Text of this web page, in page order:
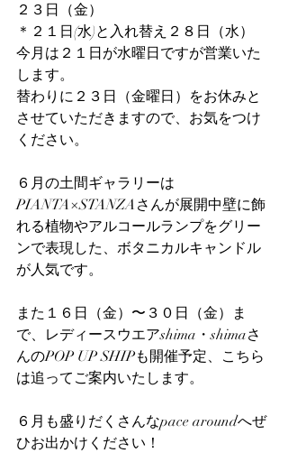
２３日（金）
＊２１日(水)と入れ替え２８日（水）
今月は２１日が水曜日ですが営業いた
します。
替わりに２３日（金曜日）をお休みと
させていただきますので、お気をつけ
ください。
６月の土間ギャラリーは
PIANTA×STANZAさんが展開中壁に飾
れる植物やアルコールランプをグリー
ンで表現した、ボタニカルキャンドル
が人気です。
また１６日（金）〜３０日（金）ま
で、レディースウエアshima・shimaさ
んのPOP UP SHIPも開催予定、こちら
は追ってご案内いたします。
６月も盛りだくさんなpace aroundへぜ
ひお出かけください！